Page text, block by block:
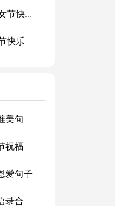
实用的爱情唯美句子汇编56条
优美的腊八节祝福语71条
爱句子
通用电影的语录合集70条